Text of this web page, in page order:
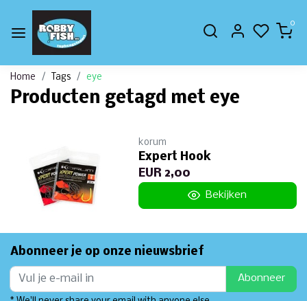
0
Home Tags eye
Producten getagd met eye
korum
Expert Hook
EUR 2,00
Bekijken
Abonneer je op onze nieuwsbrief
Abonneer